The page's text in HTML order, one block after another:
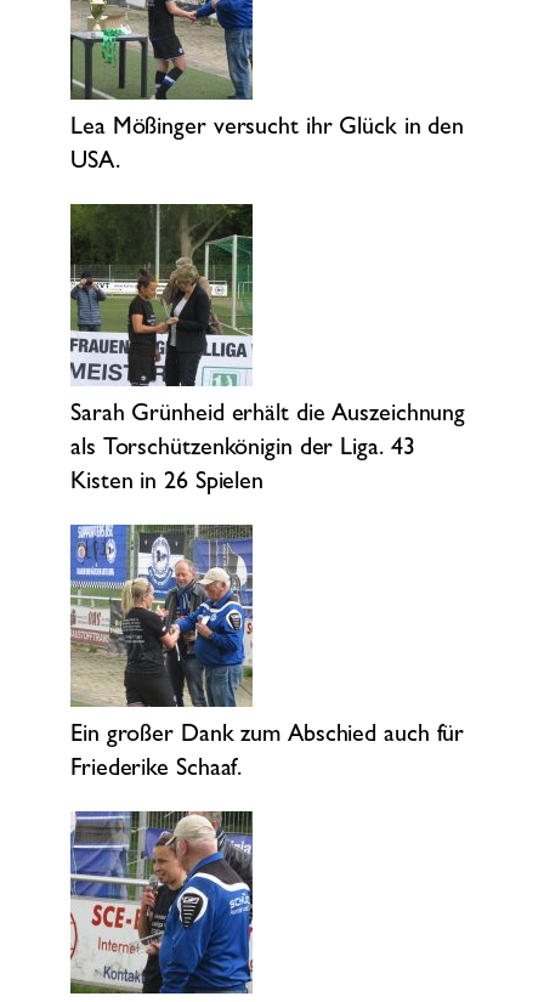
Lea Mößinger versucht ihr Glück in den
USA.
Sarah Grünheid erhält die Auszeichnung
als Torschützenkönigin der Liga. 43
Kisten in 26 Spielen
Ein großer Dank zum Abschied auch für
Friederike Schaaf.